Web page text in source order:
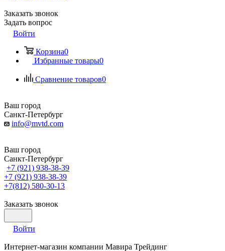
Заказать звонок
Задать вопрос
Войти
Корзина0
Избранные товары0
Сравнение товаров0
Ваш город
Санкт-Петербург
info@mvtd.com
Ваш город
Санкт-Петербург
+7 (921) 938-38-39
+7 (921) 938-38-39
+7(812) 580-30-13
Заказать звонок
Войти
Интернет-магазин компании Мавира Трейдинг